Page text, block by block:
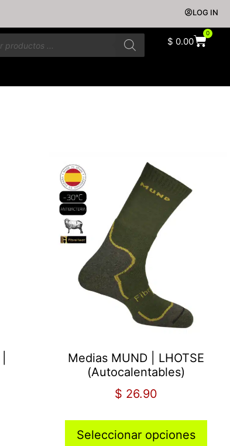
LOG IN
$ 0.00
0
Medias MUND | LHOTSE
(Autocalentables)
$ 26.90
Seleccionar opciones